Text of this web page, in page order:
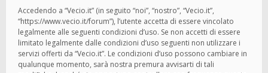
Accedendo a “Vecio.it” (in seguito “noi”, “nostro”, “Vecio.it”,
“https://www.vecio.it/forum”), l’utente accetta di essere vincolato
legalmente alle seguenti condizioni d’uso. Se non accetti di essere
limitato legalmente dalle condizioni d’uso seguenti non utilizzare i
servizi offerti da “Vecio.it”. Le condizioni d’uso possono cambiare in
qualunque momento, sarà nostra premura avvisarti di tali